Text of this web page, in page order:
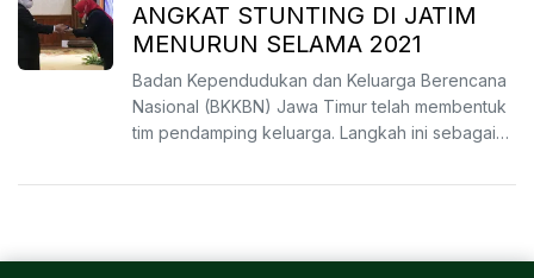
ANGKAT STUNTING DI JATIM
MENURUN SELAMA 2021
Badan Kependudukan dan Keluarga Berencana
Nasional (BKKBN) Jawa Timur telah membentuk
tim pendamping keluarga. Langkah ini sebagai